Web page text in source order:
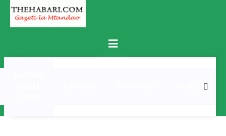
Skip
content
Primary
Menu
MICHEZO